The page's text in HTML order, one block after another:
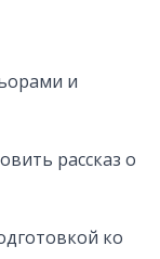
и
рассказ о
ко